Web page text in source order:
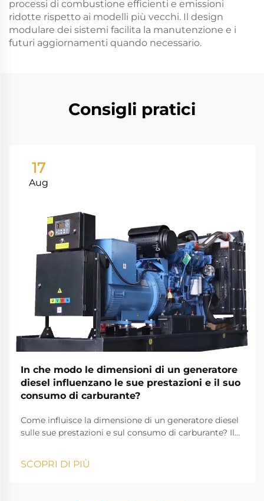
processi di combustione efficienti e emissioni
ridotte rispetto ai modelli più vecchi. Il design
modulare dei sistemi facilita la manutenzione e i
futuri aggiornamenti quando necessario.
Consigli pratici
17
Aug
In che modo le dimensioni di un generatore
diesel influenzano le sue prestazioni e il suo
consumo di carburante?
Come influisce la dimensione di un generatore diesel
sulle sue prestazioni e sul consumo di carburante? Il
alimentazione più affidabili nelle industrie moderne,
negli ambienti residenziali e nelle applicazioni off-
SCOPRI DI PIÙ